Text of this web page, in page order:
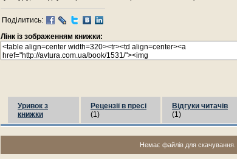
Поділитись:
Лінк із зображенням книжки:
Уривок з
книжки
Рецензії в пресі
(1)
Відгуки читачів
(1)
Немає файлів для скачування.